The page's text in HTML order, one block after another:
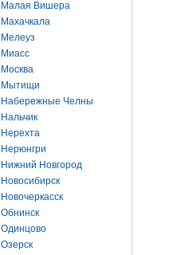
Малая Вишера
Махачкала
Мелеуз
Миасс
Москва
Мытищи
Набережные Челны
Нальчик
Нерехта
Нерюнгри
Нижний Новгород
Новосибирск
Новочеркасск
Обнинск
Одинцово
Озерск